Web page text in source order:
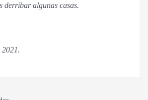
derribar algunas casas.